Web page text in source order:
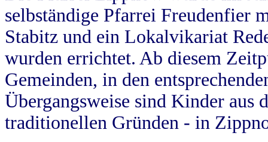
selbständige Pfarrei Freudenfier
Stabitz und ein Lokalvikariat
wurden errichtet. Ab diesem
Gemeinden, in den
Übergangsweise sind Kinder aus
traditionellen Gründen - in